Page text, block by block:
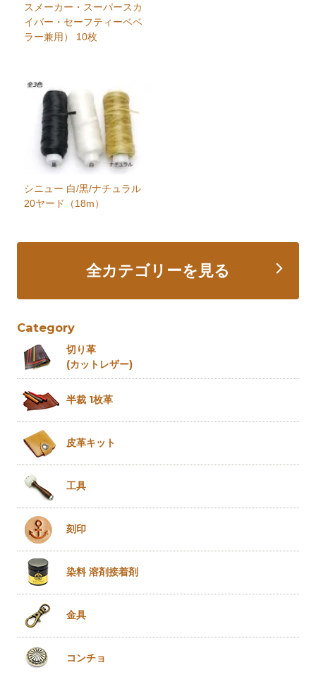
スメーカー・スーパースカ
イバー・セーフティーベベ
ラー兼用） 10枚
シニュー 白/黒/ナチュラル
20ヤード（18m）
全カテゴリーを見る
Category
切り革
(カットレザー)
半裁 1枚革
皮革キット
工具
刻印
染料 溶剤接着剤
金具
コンチョ